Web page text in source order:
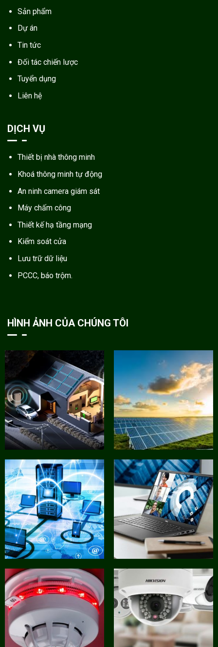
Sản phẩm
Dự án
Tin tức
Đối tác chiến lược
Tuyển dụng
Liên hệ
DỊCH VỤ
Thiết bị nhà thông minh
Khoá thông minh tự động
An ninh camera giám sát
Máy chấm công
Thiết kế hạ tầng mạng
Kiểm soát cửa
Lưu trữ dữ liệu
PCCC, báo trộm.
HÌNH ẢNH CỦA CHÚNG TÔI